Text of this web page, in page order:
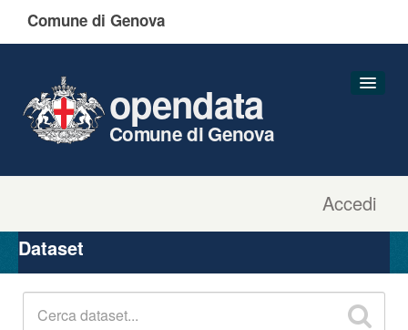
Comune di Genova
Accedi
opendata
Comune di Genova
Organizzazioni
Gruppi
Dataset